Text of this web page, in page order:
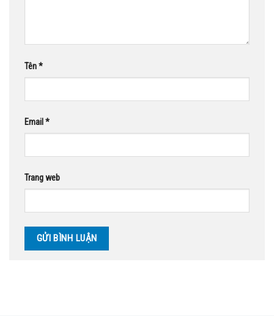
Tên*
Email *
Trang web